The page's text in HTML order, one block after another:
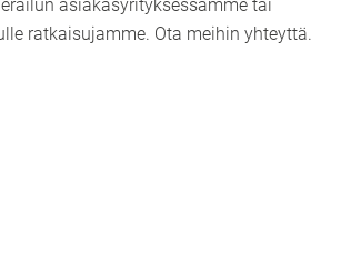
asiakasyrityksessämme tai
ratkaisujamme. Ota meihin yhteyttä.